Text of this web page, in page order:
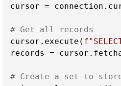
cursor =
# Get all records
cursor.execute(
records =
# Create a set to